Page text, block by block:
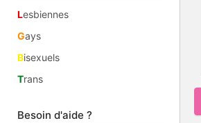
Lesbiennes
Gays
Bisexuels
Trans
Besoin d'aide ?